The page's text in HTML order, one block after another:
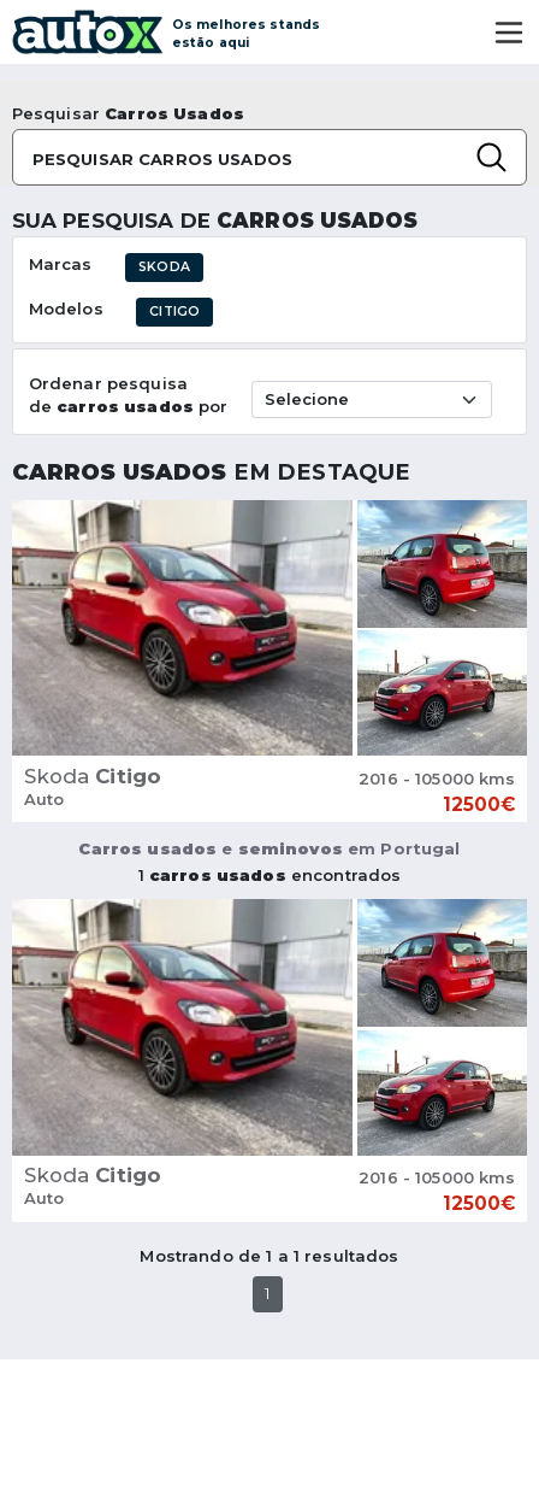
Os melhores stands
estão aqui
Pesquisar Carros Usados
PESQUISAR CARROS USADOS
SUA PESQUISA DE CARROS USADOS
Marcas SKODA
Modelos CITIGO
Ordenar pesquisa
de carros usados por
CARROS USADOS EM DESTAQUE
Skoda Citigo
Auto
2016 - 105000 kms
12500€
Carros usados e seminovos em Portugal
1 carros usados encontrados
Skoda Citigo
Auto
2016 - 105000 kms
12500€
Mostrando de 1 a 1 resultados
1